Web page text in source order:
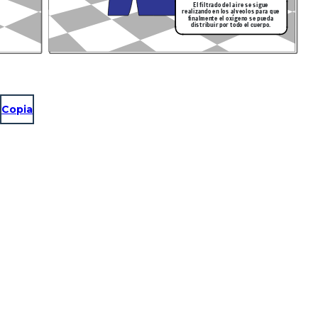
El filtrado del aire se sigue
realizando en los alveolos para que
finalmente el oxígeno se pueda
distribuir por todo el cuerpo.
Copia